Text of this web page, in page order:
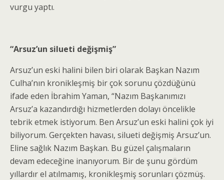
vurgu yaptı.
“Arsuz’un silueti değişmiş”
Arsuz’un eski halini bilen biri olarak Başkan Nazım
Culha’nın kronikleşmiş bir çok sorunu çözdüğünü
ifade eden İbrahim Yaman, “Nazım Başkanımızı
Arsuz’a kazandırdığı hizmetlerden dolayı öncelikle
tebrik etmek istiyorum. Ben Arsuz’un eski halini çok iyi
biliyorum. Gerçekten havası, silueti değişmiş Arsuz’un.
Eline sağlık Nazım Başkan. Bu güzel çalışmaların
devam edeceğine inanıyorum. Bir de şunu gördüm
yıllardır el atılmamış, kronikleşmiş sorunları çözmüş.